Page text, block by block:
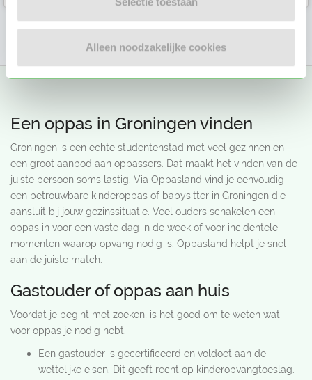
Alleen noodzakelijke cookies
8 9 10 11 12 13
Een oppas in Groningen vinden
Groningen is een echte studentenstad met veel gezinnen en
een groot aanbod aan oppassers. Dat maakt het vinden van de
juiste persoon soms lastig. Via Oppasland vind je eenvoudig
een betrouwbare kinderoppas of babysitter in Groningen die
aansluit bij jouw gezinssituatie. Veel ouders schakelen een
oppas in voor een vaste dag in de week of voor incidentele
momenten waarop opvang nodig is. Oppasland helpt je snel
aan de juiste match.
Gastouder of oppas aan huis
Voordat je begint met zoeken, is het goed om te weten wat
voor oppas je nodig hebt.
Een gastouder is gecertificeerd en voldoet aan de
wettelijke eisen. Dit geeft recht op kinderopvangtoeslag.